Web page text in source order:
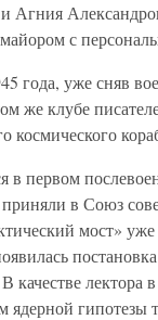
и Агния
с
года, уже сняв
же клубе
космического
в первом
в Союз
мост»
появилась
качестве
гипотезы